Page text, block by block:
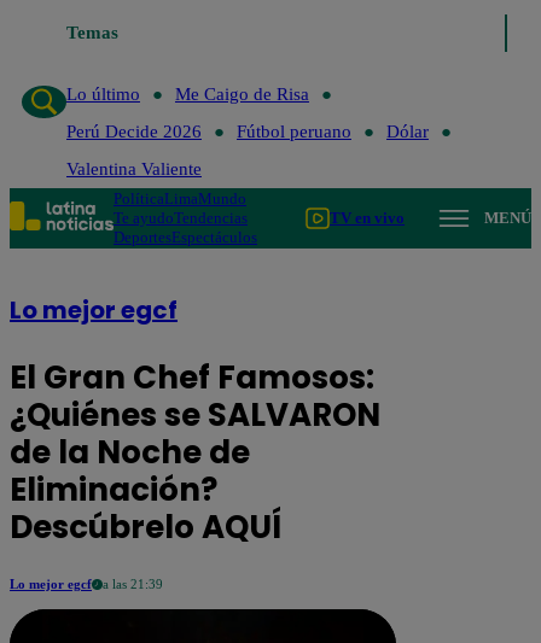
Temas
Lo último
Me Caigo de Risa
Perú Decide 2026
Fútbol peruano
Dólar
Valentina Valiente
PolíticaLimaMundo
Te ayudoTendencias
DeportesEspectáculos
TV en vivo MENÚ
Lo mejor egcf
El Gran Chef Famosos:
¿Quiénes se SALVARON
de la Noche de
Eliminación?
Descúbrelo AQUÍ
Lo mejor egcf a las 21:39